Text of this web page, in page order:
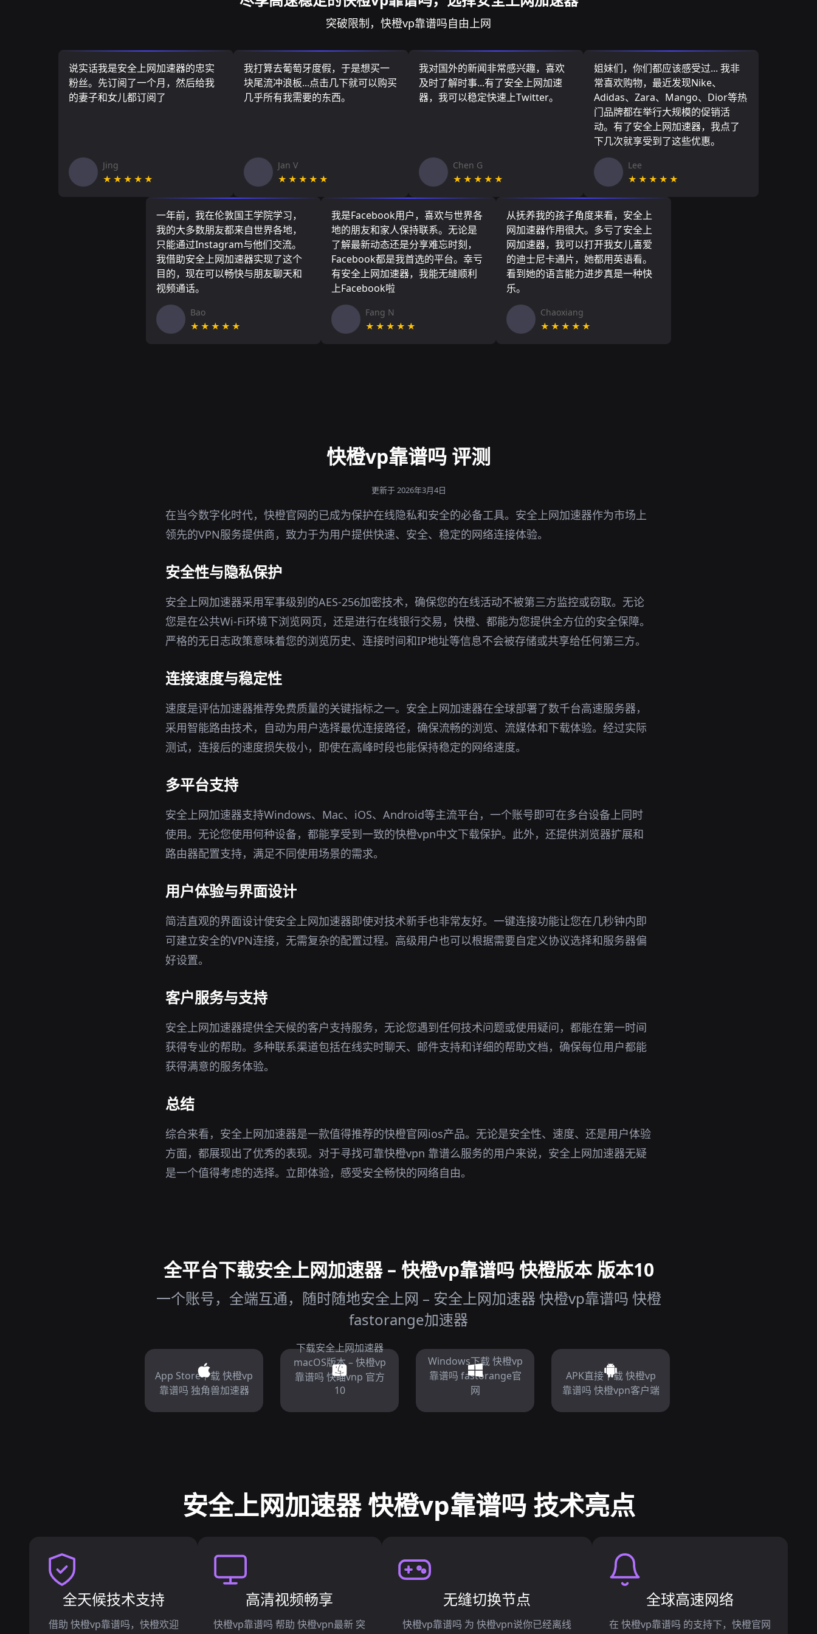
突破限制，快橙vp靠谱吗自由上网
说实话我是安全上网加速器的忠实
粉丝。先订阅了一个月，然后给我
的妻子和女儿都订阅了
Jing
★★★★★
我打算去葡萄牙度假，于是想买一
块尾流冲浪板...点击几下就可以购买
几乎所有我需要的东西。
Jan V
★★★★★
我对国外的新闻非常感兴趣，喜欢
及时了解时事...有了安全上网加速
器，我可以稳定快速上Twitter。
Chen G
★★★★★
姐妹们，你们都应该感受过... 我非
常喜欢购物，最近发现Nike、
Adidas、Zara、Mango、Dior等热
门品牌都在举行大规模的促销活
动。有了安全上网加速器，我点了
下几次就享受到了这些优惠。
Lee
★★★★★
一年前，我在伦敦国王学院学习，
我的大多数朋友都来自世界各地，
只能通过Instagram与他们交流。
我借助安全上网加速器实现了这个
目的，现在可以畅快与朋友聊天和
视频通话。
Bao
★★★★★
我是Facebook用户，喜欢与世界各
地的朋友和家人保持联系。无论是
了解最新动态还是分享难忘时刻，
Facebook都是我首选的平台。幸亏
有安全上网加速器，我能无缝顺利
上Facebook啦
Fang N
★★★★★
从抚养我的孩子角度来看，安全上
网加速器作用很大。多亏了安全上
网加速器，我可以打开我女儿喜爱
的迪士尼卡通片，她都用英语看。
看到她的语言能力进步真是一种快
乐。
Chaoxiang
★★★★★
快橙vp靠谱吗 评测
更新于 2026年3月4日
在当今数字化时代，快橙官网的已成为保护在线隐私和安全的必备工具。安全上网加速器作为市场上
领先的VPN服务提供商，致力于为用户提供快速、安全、稳定的网络连接体验。
安全性与隐私保护
安全上网加速器采用军事级别的AES-256加密技术，确保您的在线活动不被第三方监控或窃取。无论
您是在公共Wi-Fi环境下浏览网页，还是进行在线银行交易，快橙、都能为您提供全方位的安全保障。
严格的无日志政策意味着您的浏览历史、连接时间和IP地址等信息不会被存储或共享给任何第三方。
连接速度与稳定性
速度是评估加速器推荐免费质量的关键指标之一。安全上网加速器在全球部署了数千台高速服务器，
采用智能路由技术，自动为用户选择最优连接路径，确保流畅的浏览、流媒体和下载体验。经过实际
测试，连接后的速度损失极小，即使在高峰时段也能保持稳定的网络速度。
多平台支持
安全上网加速器支持Windows、Mac、iOS、Android等主流平台，一个账号即可在多台设备上同时
使用。无论您使用何种设备，都能享受到一致的快橙vpn中文下载保护。此外，还提供浏览器扩展和
路由器配置支持，满足不同使用场景的需求。
用户体验与界面设计
简洁直观的界面设计使安全上网加速器即使对技术新手也非常友好。一键连接功能让您在几秒钟内即
可建立安全的VPN连接，无需复杂的配置过程。高级用户也可以根据需要自定义协议选择和服务器偏
好设置。
客户服务与支持
安全上网加速器提供全天候的客户支持服务，无论您遇到任何技术问题或使用疑问，都能在第一时间
获得专业的帮助。多种联系渠道包括在线实时聊天、邮件支持和详细的帮助文档，确保每位用户都能
获得满意的服务体验。
总结
综合来看，安全上网加速器是一款值得推荐的快橙官网ios产品。无论是安全性、速度、还是用户体验
方面，都展现出了优秀的表现。对于寻找可靠快橙vpn 靠谱么服务的用户来说，安全上网加速器无疑
是一个值得考虑的选择。立即体验，感受安全畅快的网络自由。
全平台下载安全上网加速器 – 快橙vp靠谱吗 快橙版本 版本10
一个账号，全端互通，随时随地安全上网 – 安全上网加速器 快橙vp靠谱吗 快橙
fastorange加速器
App Store下载 快橙vp
靠谱吗 独角兽加速器
下载安全上网加速器
macOS版本 – 快橙vp
靠谱吗 快瞄vnp 官方
10
Windows下载 快橙vp
靠谱吗 fastorange官
网
APK直接下载 快橙vp
靠谱吗 快橙vpn客户端
安全上网加速器 快橙vp靠谱吗 技术亮点
全天候技术支持
借助 快橙vp靠谱吗，快橙欢迎
高清视频畅享
快橙vp靠谱吗 帮助 快橙vpn最新 突
无缝切换节点
快橙vp靠谱吗 为 快橙vpn说你已经离线
全球高速网络
在 快橙vp靠谱吗 的支持下，快橙官网